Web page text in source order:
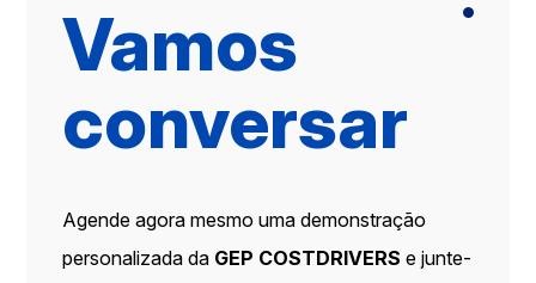
Vamos
conversar
Agende agora mesmo uma demonstração
personalizada da GEP COSTDRIVERS e junte-